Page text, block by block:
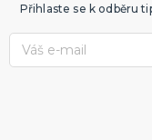
Přihlaste se k odběru